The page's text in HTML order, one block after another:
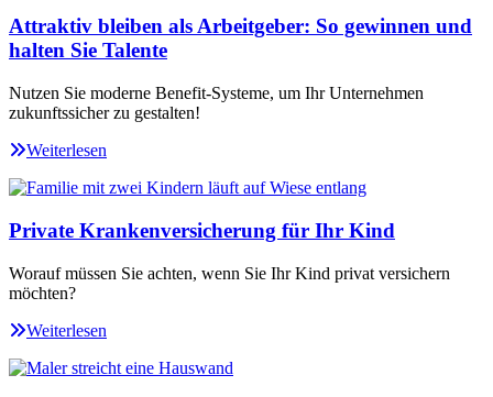
Attraktiv bleiben als Arbeitgeber: So gewinnen und
halten Sie Talente
Nutzen Sie moderne Benefit-Systeme, um Ihr Unternehmen
zukunftssicher zu gestalten!
Weiterlesen
Private Krankenversicherung für Ihr Kind
Worauf müssen Sie achten, wenn Sie Ihr Kind privat versichern
möchten?
Weiterlesen